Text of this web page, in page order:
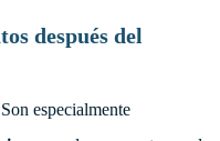
después del
especialmente